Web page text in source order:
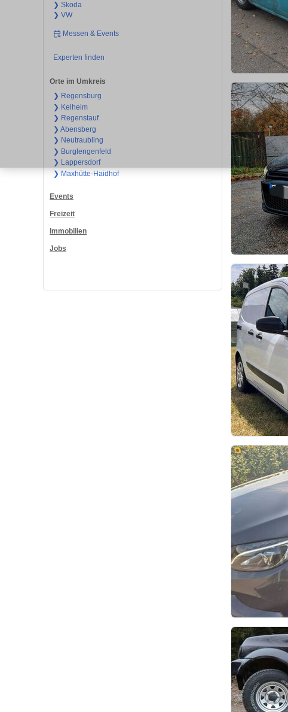
❯ Skoda
❯ VW
Messen & Events
Experten finden
Orte im Umkreis
❯ Regensburg
❯ Kelheim
❯ Regenstauf
❯ Abensberg
❯ Neutraubling
❯ Burglengenfeld
❯ Lappersdorf
❯ Maxhütte-Haidhof
Events
Freizeit
Immobilien
Jobs